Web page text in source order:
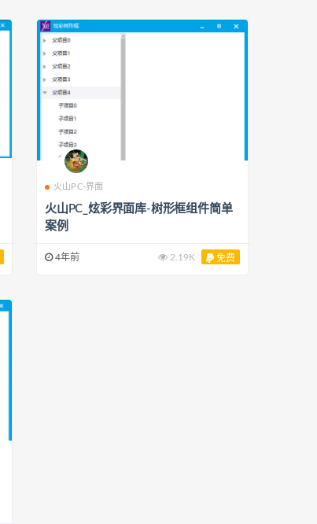
火山PC-界面
火山PC_炫彩界面库-树形框组件简单
案例
4年前 2.19K 免费